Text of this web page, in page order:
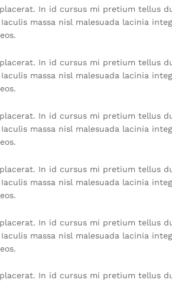
In id cursus mi pretium tellus
massa nisl malesuada lacinia
In id cursus mi pretium tellus
massa nisl malesuada lacinia
In id cursus mi pretium tellus
massa nisl malesuada lacinia
In id cursus mi pretium tellus
massa nisl malesuada lacinia
In id cursus mi pretium tellus
massa nisl malesuada lacinia
In id cursus mi pretium tellus